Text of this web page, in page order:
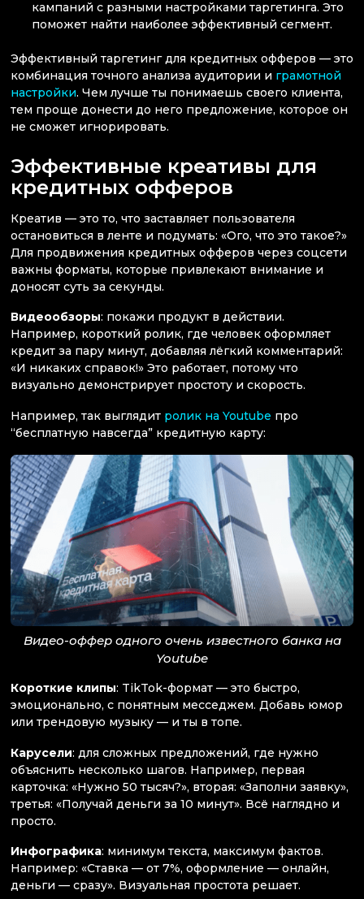
кампаний с разными настройками таргетинга. Это
поможет найти наиболее эффективный сегмент.
Эффективный таргетинг для кредитных офферов — это
комбинация точного анализа аудитории и грамотной
настройки. Чем лучше ты понимаешь своего клиента,
тем проще донести до него предложение, которое он
не сможет игнорировать.
Эффективные креативы для
кредитных офферов
Креатив — это то, что заставляет пользователя
остановиться в ленте и подумать: «Ого, что это такое?»
Для продвижения кредитных офферов через соцсети
важны форматы, которые привлекают внимание и
доносят суть за секунды.
Видеообзоры: покажи продукт в действии.
Например, короткий ролик, где человек оформляет
кредит за пару минут, добавляя лёгкий комментарий:
«И никаких справок!» Это работает, потому что
визуально демонстрирует простоту и скорость.
Например, так выглядит ролик на Youtube про
“бесплатную навсегда” кредитную карту:
Видео-оффер одного очень известного банка на
Youtube
Короткие клипы: TikTok-формат — это быстро,
эмоционально, с понятным месседжем. Добавь юмор
или трендовую музыку — и ты в топе.
Карусели: для сложных предложений, где нужно
объяснить несколько шагов. Например, первая
карточка: «Нужно 50 тысяч?», вторая: «Заполни заявку»,
третья: «Получай деньги за 10 минут». Всё наглядно и
просто.
Инфографика: минимум текста, максимум фактов.
Например: «Ставка — от 7%, оформление — онлайн,
деньги — сразу». Визуальная простота решает.